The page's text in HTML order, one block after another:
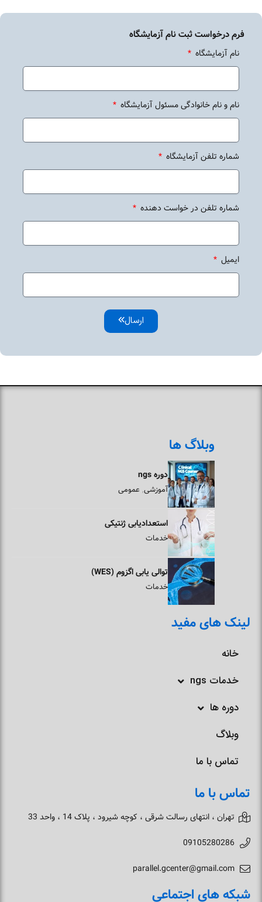
فرم درخواست ثبت نام آزمایشگاه
نام آزمایشگاه
نام و نام خانوادگی مسئول آزمایشگاه
شماره تلفن آزمایشگاه
شماره تلفن در خواست دهنده
ایمیل
ارسال
وبلاگ ها
دوره ngs
آموزشی, عمومی
استعدادیابی ژنتیکی
خدمات
توالی یابی اگزوم (WES)
خدمات
لینک های مفید
خانه
خدمات ngs
دوره ها
وبلاگ
تماس با ما
تماس با ما
تهران ، انتهای رسالت شرقی ، کوچه شیرود ، پلاک 14 ، واحد 33
09105280286
parallel.gcenter@gmail.com
شبکه های اجتماعی